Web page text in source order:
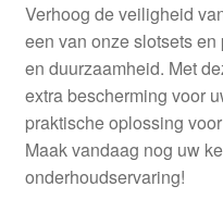
Wereldwijde verzending
Winkelwagen
Verhoog de veiligheid
een van onze slotsets
en duurzaamheid. Met
extra bescherming voor
praktische oplossing
Maak vandaag nog uw
onderhoudservaring!